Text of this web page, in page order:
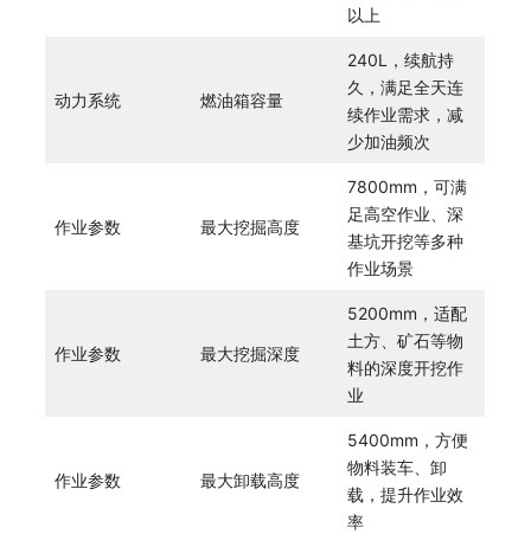
以上
动力系统 燃油箱容量
240L，续航持
久，满足全天连
续作业需求，减
少加油频次
作业参数 最大挖掘高度
7800mm，可满
足高空作业、深
基坑开挖等多种
作业场景
作业参数 最大挖掘深度
5200mm，适配
土方、矿石等物
料的深度开挖作
业
作业参数 最大卸载高度
5400mm，方便
物料装车、卸
载，提升作业效
率